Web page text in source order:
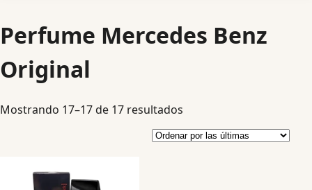
Perfume Mercedes Benz
Original
Mostrando 17–17 de 17 resultados